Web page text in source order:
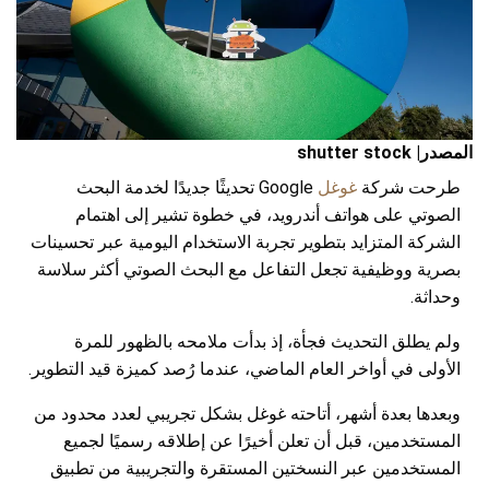
المصدر| shutter stock
طرحت شركة غوغل
Google تحديثًا جديدًا لخدمة البحث
الصوتي على هواتف أندرويد، في خطوة تشير إلى اهتمام
الشركة المتزايد بتطوير تجربة الاستخدام اليومية عبر تحسينات
بصرية ووظيفية تجعل التفاعل مع البحث الصوتي أكثر سلاسة
وحداثة.
ولم يطلق التحديث فجأة، إذ بدأت ملامحه بالظهور للمرة
الأولى في أواخر العام الماضي، عندما رُصد كميزة قيد التطوير.
وبعدها بعدة أشهر، أتاحته غوغل بشكل تجريبي لعدد محدود من
المستخدمين، قبل أن تعلن أخيرًا عن إطلاقه رسميًا لجميع
المستخدمين عبر النسختين المستقرة والتجريبية من تطبيق